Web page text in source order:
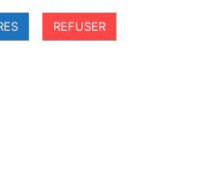
REFUSER